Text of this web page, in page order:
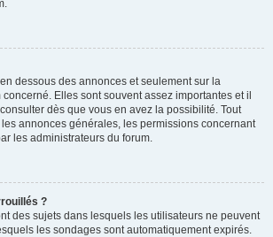
dessous des annonces et seulement sur la
Elles sont souvent assez importantes et il
dès que vous en avez la possibilité. Tout
annonces générales, les permissions concernant
les administrateurs du forum.
?
des sujets dans lesquels les utilisateurs ne peuvent
les sondages sont automatiquement expirés.